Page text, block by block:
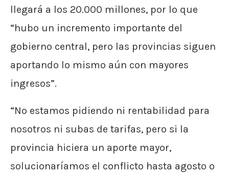
llegará a los 20.000 millones, por lo que
“hubo un incremento importante del
gobierno central, pero las provincias siguen
aportando lo mismo aún con mayores
ingresos”.
“No estamos pidiendo ni rentabilidad para
nosotros ni subas de tarifas, pero si la
provincia hiciera un aporte mayor,
solucionaríamos el conflicto hasta agosto o